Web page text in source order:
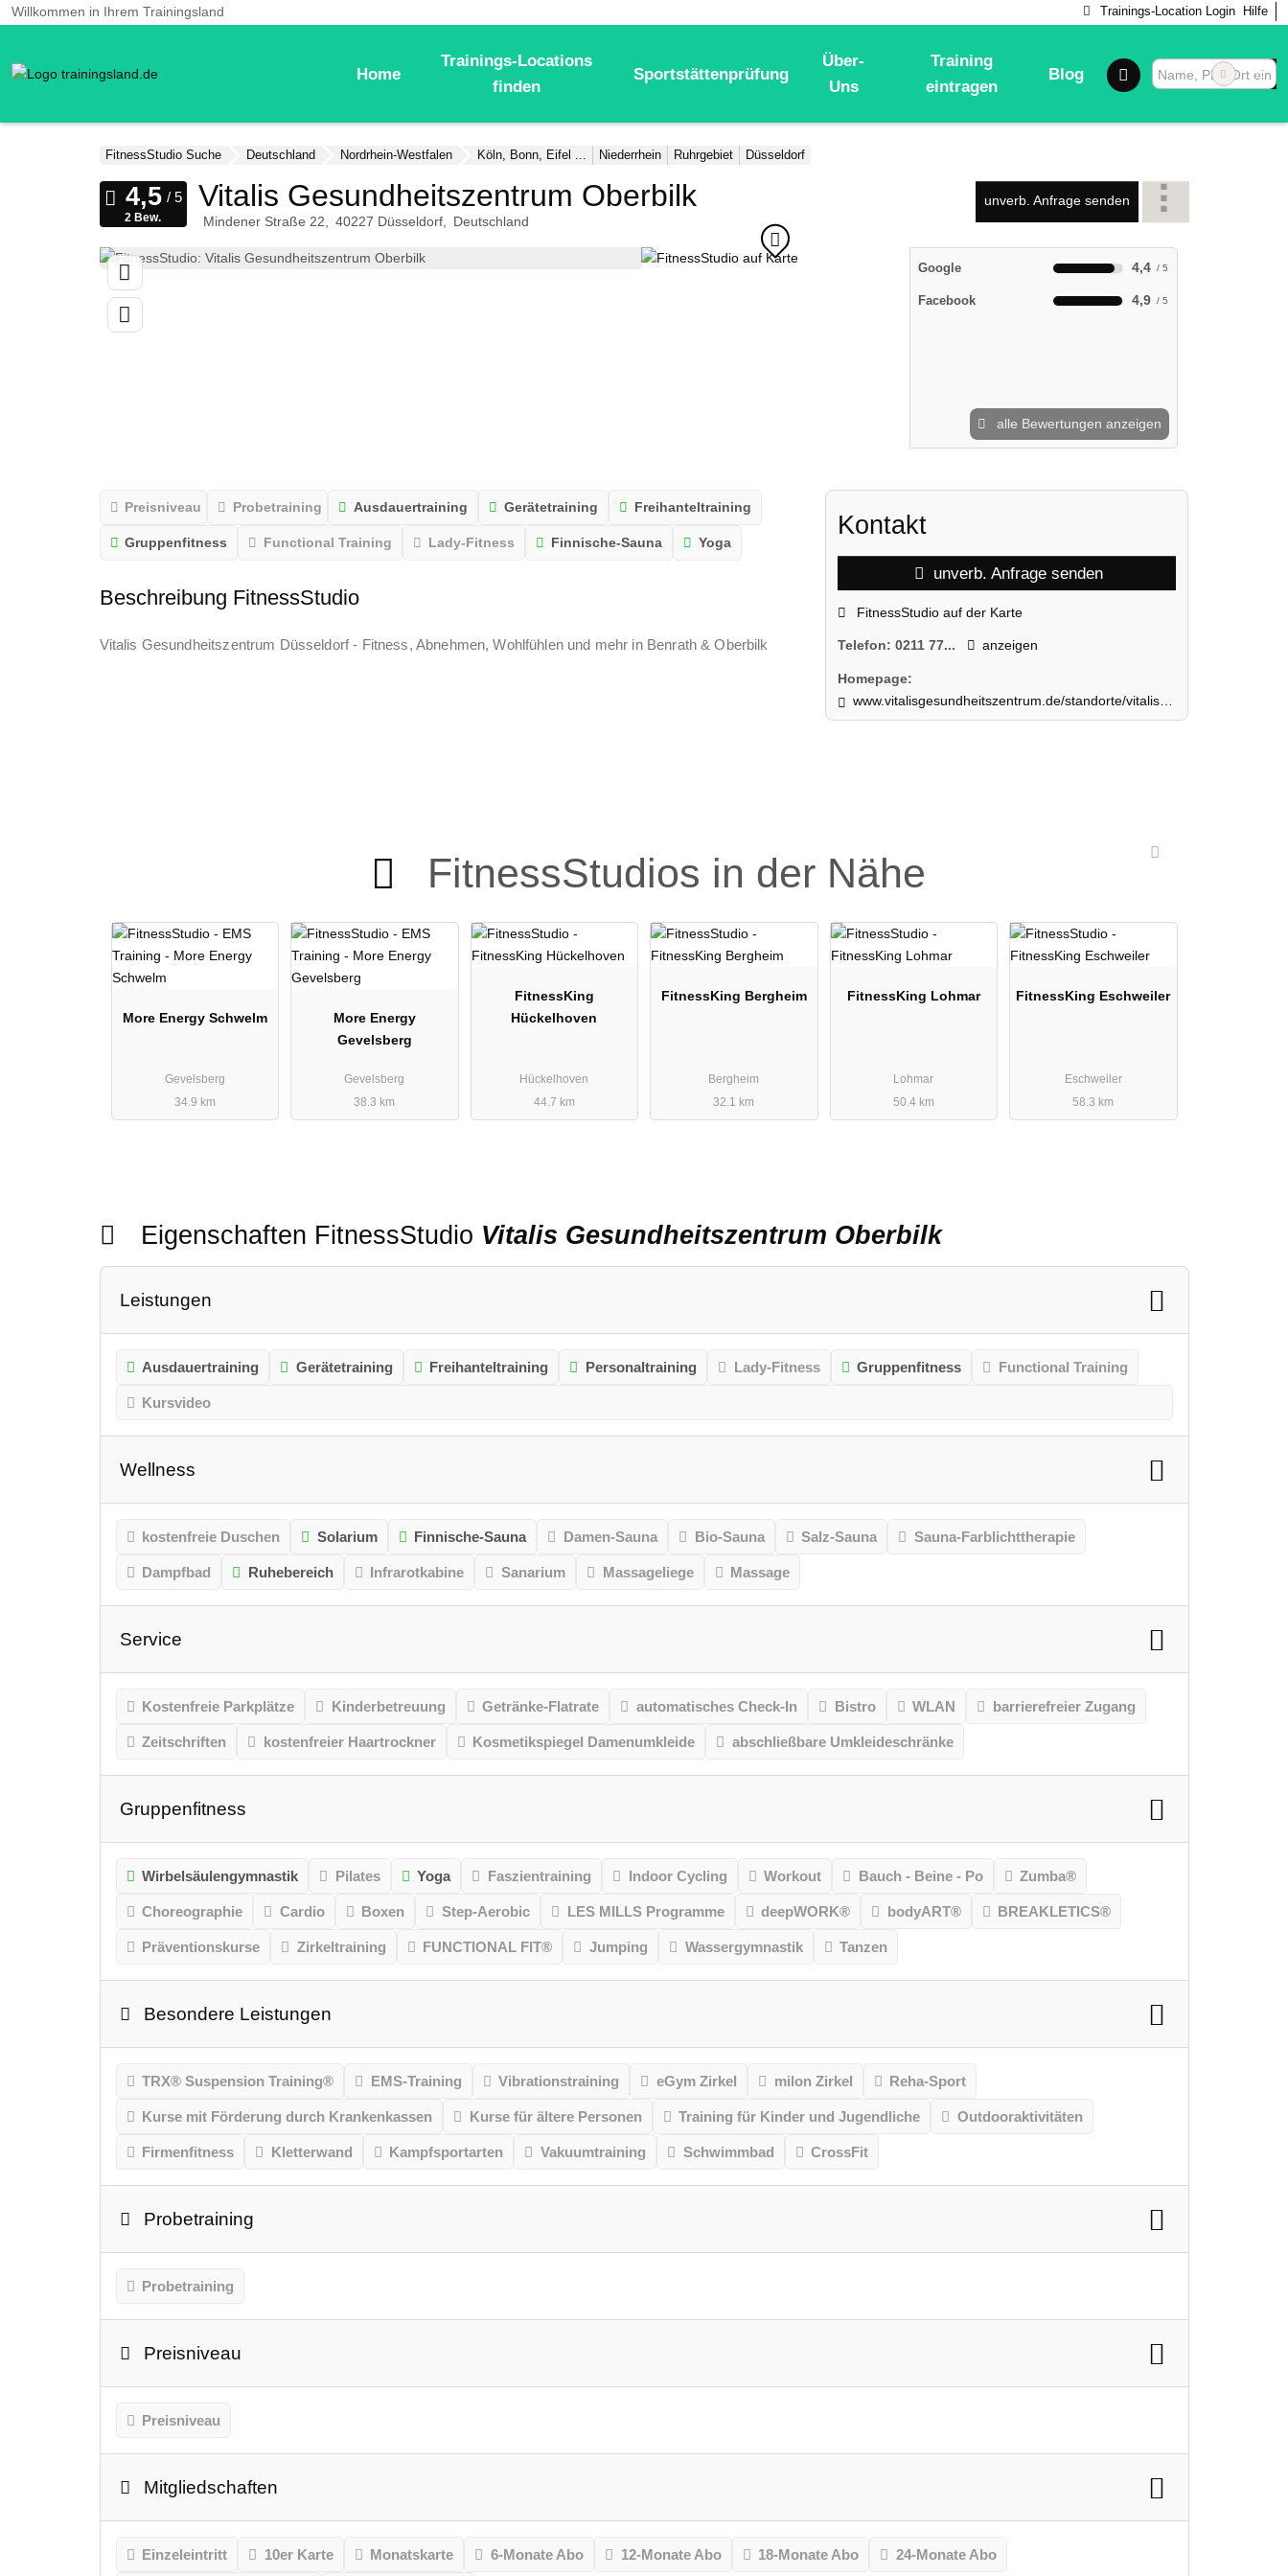
Willkommen in Ihrem Trainingsland Trainings-Location Login Hilfe
Home
Trainings-Locations
finden
Sportstättenprüfung
Über-
Uns
Training
eintragen
Blog
FitnessStudio Suche Deutschland Nordrhein-Westfalen Köln, Bonn, Eifel ... Niederrhein Ruhrgebiet Düsseldorf
Vitalis Gesundheitszentrum Oberbilk
Mindener Straße 22 40227 Düsseldorf Deutschland
unverb. Anfrage senden
2 Bew.
Google 4,4
Facebook 4,9
alle Bewertungen anzeigen
Preisniveau Probetraining Ausdauertraining Gerätetraining Freihanteltraining
Gruppenfitness Functional Training Lady-Fitness Finnische-Sauna Yoga
Beschreibung FitnessStudio
Vitalis Gesundheitszentrum Düsseldorf - Fitness, Abnehmen, Wohlfühlen und mehr in Benrath & Oberbilk
Kontakt
unverb. Anfrage senden
FitnessStudio auf der Karte
Telefon:0211 77... anzeigen
Homepage:
www.vitalisgesundheitszentrum.de/standorte/vitalis-oberbilk.html
FitnessStudios in der Nähe
More Energy Schwelm
Gevelsberg
34.9 km
More Energy
Gevelsberg
Gevelsberg
38.3 km
FitnessKing
Hückelhoven
Hückelhoven
44.7 km
FitnessKing Bergheim
Bergheim
32.1 km
FitnessKing Lohmar
Lohmar
50.4 km
FitnessKing Eschweiler
Eschweiler
58.3 km
Eigenschaften FitnessStudio Vitalis Gesundheitszentrum Oberbilk
Leistungen
Ausdauertraining Gerätetraining Freihanteltraining Personaltraining Lady-Fitness Gruppenfitness Functional Training
Kursvideo
Wellness
kostenfreie Duschen Solarium Finnische-Sauna Damen-Sauna Bio-Sauna Salz-Sauna Sauna-Farblichttherapie
Dampfbad Ruhebereich Infrarotkabine Sanarium Massageliege Massage
Service
Kostenfreie Parkplätze Kinderbetreuung Getränke-Flatrate automatisches Check-In Bistro WLAN barrierefreier Zugang
Zeitschriften kostenfreier Haartrockner Kosmetikspiegel Damenumkleide abschließbare Umkleideschränke
Gruppenfitness
Wirbelsäulengymnastik Pilates Yoga Faszientraining Indoor Cycling Workout Bauch - Beine - Po Zumba®
Choreographie Cardio Boxen Step-Aerobic LES MILLS Programme deepWORK® bodyART® BREAKLETICS®
Präventionskurse Zirkeltraining FUNCTIONAL FIT® Jumping Wassergymnastik Tanzen
Besondere Leistungen
TRX® Suspension Training® EMS-Training Vibrationstraining eGym Zirkel milon Zirkel Reha-Sport
Kurse mit Förderung durch Krankenkassen Kurse für ältere Personen Training für Kinder und Jugendliche Outdooraktivitäten
Firmenfitness Kletterwand Kampfsportarten Vakuumtraining Schwimmbad CrossFit
Probetraining
Probetraining
Preisniveau
Preisniveau
Mitgliedschaften
Einzeleintritt 10er Karte Monatskarte 6-Monate Abo 12-Monate Abo 18-Monate Abo 24-Monate Abo